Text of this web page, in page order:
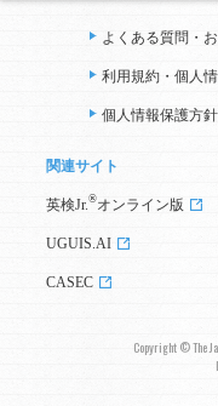
よくある質問・
利用規約・個人
個人情報保護方針
関連サイト
英検Jr. ®オンライン版
UGUIS.AI
CASEC
Copyright © The